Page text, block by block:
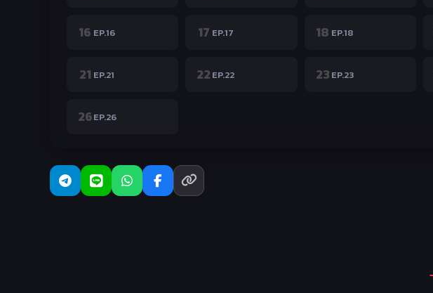
16 EP.16 17 EP.17 18 EP.18
21 EP.21 22 EP.22 23 EP.23
26EP.26